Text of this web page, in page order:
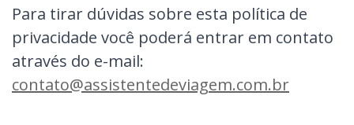
Para tirar dúvidas sobre esta política de
privacidade você poderá entrar em contato
através do e-mail:
contato@assistentedeviagem.com.br